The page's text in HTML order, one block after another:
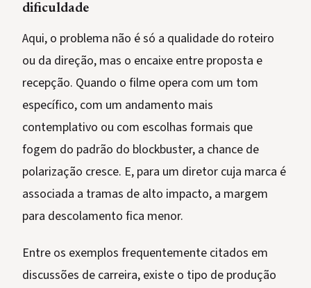
dificuldade
Aqui, o problema não é só a qualidade do roteiro
ou da direção, mas o encaixe entre proposta e
recepção. Quando o filme opera com um tom
específico, com um andamento mais
contemplativo ou com escolhas formais que
fogem do padrão do blockbuster, a chance de
polarização cresce. E, para um diretor cuja marca é
associada a tramas de alto impacto, a margem
para descolamento fica menor.
Entre os exemplos frequentemente citados em
discussões de carreira, existe o tipo de produção